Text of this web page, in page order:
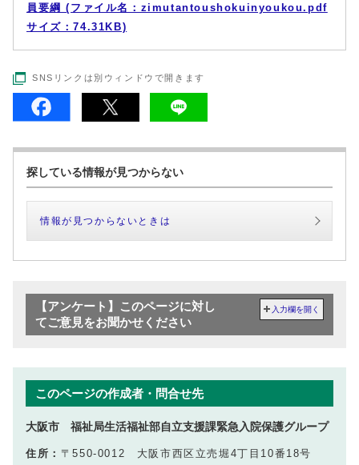
員要綱 (ファイル名：zimutantoushokuinyoukou.pdf
サイズ：74.31KB)
SNSリンクは別ウィンドウで開きます
探している情報が見つからない
情報が見つからないときは
【アンケート】このページに対し
てご意見をお聞かせください
入力欄を開く
このページの作成者・問合せ先
大阪市 福祉局生活福祉部自立支援課緊急入院保護グループ
住所： 〒550-0012 大阪市西区立売堀4丁目10番18号